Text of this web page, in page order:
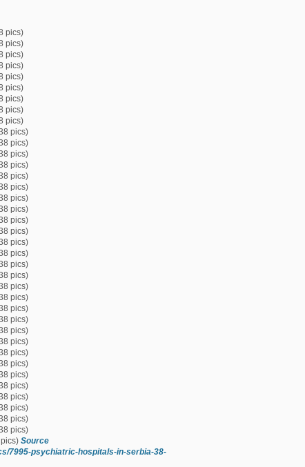
Source
7995-psychiatric-hospitals-in-serbia-38-